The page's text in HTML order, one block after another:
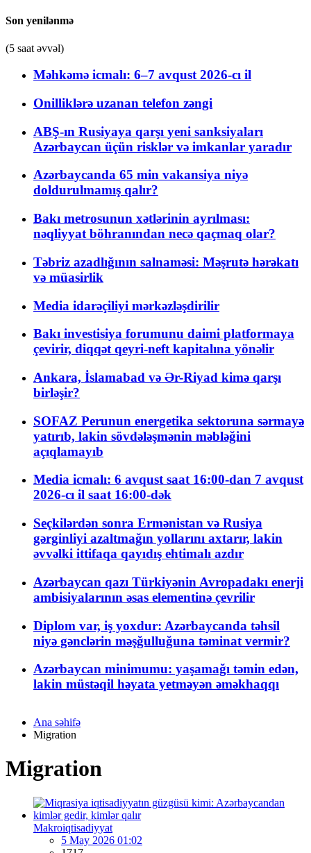
Son yenilənmə
(5 saat əvvəl)
Məhkəmə icmalı: 6–7 avqust 2026-cı il
Onilliklərə uzanan telefon zəngi
ABŞ-ın Rusiyaya qarşı yeni sanksiyaları
Azərbaycan üçün risklər və imkanlar yaradır
Azərbaycanda 65 min vakansiya niyə
doldurulmamış qalır?
Bakı metrosunun xətlərinin ayrılması:
nəqliyyat böhranından necə qaçmaq olar?
Təbriz azadlığının salnaməsi: Məşrutə hərəkatı
və müasirlik
Media idarəçiliyi mərkəzləşdirilir
Bakı investisiya forumunu daimi platformaya
çevirir, diqqət qeyri-neft kapitalına yönəlir
Ankara, İslamabad və Ər-Riyad kimə qarşı
birləşir?
SOFAZ Perunun energetika sektoruna sərmayə
yatırıb, lakin sövdələşmənin məbləğini
açıqlamayıb
Media icmalı: 6 avqust saat 16:00-dan 7 avqust
2026-cı il saat 16:00-dək
Seçkilərdən sonra Ermənistan və Rusiya
gərginliyi azaltmağın yollarını axtarır, lakin
əvvəlki ittifaqa qayıdış ehtimalı azdır
Azərbaycan qazı Türkiyənin Avropadakı enerji
ambisiyalarının əsas elementinə çevrilir
Diplom var, iş yoxdur: Azərbaycanda təhsil
niyə gənclərin məşğulluğuna təminat vermir?
Azərbaycan minimumu: yaşamağı təmin edən,
lakin müstəqil həyata yetməyən əməkhaqqı
Ana səhifə
Migration
Migration
Makroiqtisadiyyat
5 May 2026 01:02